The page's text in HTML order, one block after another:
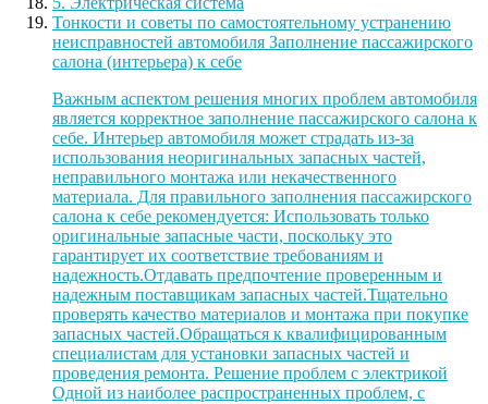
Тонкости и советы по самостоятельному устранению
неисправностей автомобиля Заполнение пассажирского
салона (интерьера) к себе
Важным аспектом решения многих проблем автомобиля
является корректное заполнение пассажирского салона к
себе. Интерьер автомобиля может страдать из-за
использования неоригинальных запасных частей,
неправильного монтажа или некачественного
материала. Для правильного заполнения пассажирского
салона к себе рекомендуется: Использовать только
оригинальные запасные части, поскольку это
гарантирует их соответствие требованиям и
надежность.Отдавать предпочтение проверенным и
надежным поставщикам запасных частей.Тщательно
проверять качество материалов и монтажа при покупке
запасных частей.Обращаться к квалифицированным
специалистам для установки запасных частей и
проведения ремонта. Решение проблем с электрикой
Одной из наиболее распространенных проблем, с